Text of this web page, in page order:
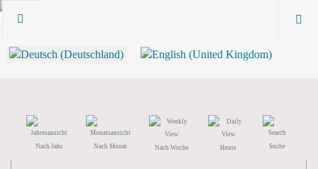
Nach Jahr Nach Monat Nach Woche Heute Suche